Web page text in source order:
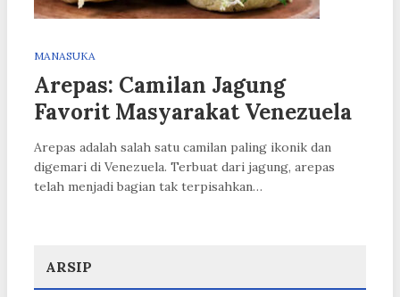
MANASUKA
Arepas: Camilan Jagung
Favorit Masyarakat Venezuela
Arepas adalah salah satu camilan paling ikonik dan
digemari di Venezuela. Terbuat dari jagung, arepas
telah menjadi bagian tak terpisahkan…
ARSIP